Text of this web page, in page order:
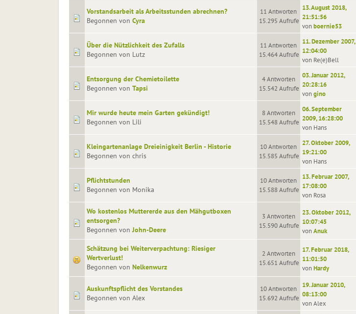
Vorstandsarbeit als Arbeitsstunden abrechnen?
Begonnen von Cyra
11 Antworten
15.295 Aufrufe
13. August 2018,
21:51:56
vonboernie53
Über die Nützlichkeit des Zufalls
Begonnen von Lutz
11 Antworten
15.464 Aufrufe
11. Dezember 2007,
12:04:00
von Re(e)Bell
Entsorgung der Chemietoilette
Begonnen von Tapsi
4 Antworten
15.542 Aufrufe
03. Januar 2012,
20:28:16
vongino
Mir wurde heute mein Garten gekündigt!
Begonnen von Lili
8 Antworten
15.548 Aufrufe
06. September
2009, 16:28:00
von Hans
Kleingartenanlage Dreieinigkeit Berlin - Historie
Begonnen von chris
10 Antworten
15.585 Aufrufe
27. Oktober 2009,
19:21:00
von Hans
Pflichtstunden
Begonnen von Monika
10 Antworten
15.588 Aufrufe
13. Februar 2007,
17:08:00
von Rosa
Wo kostenlos Muttererde aus den Mähgutboxen
entsorgen?
Begonnen vonJohn-Deere
3 Antworten
15.590 Aufrufe
23. Oktober 2012,
10:07:45
vonAnuk
Schätzung bei Weiterverpachtung: Riesiger
Wertverlust!
Begonnen von Nelkenwurz
2 Antworten
15.651 Aufrufe
17. Februar 2018,
11:01:50
vonHardy
Auskunftspflicht des Vorstandes
Begonnen von Alex
10 Antworten
15.692 Aufrufe
19. Januar 2010,
08:13:00
von Alex